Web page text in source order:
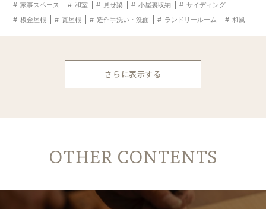
家事スペース
和室 見せ梁 小屋裏収納
サイディング
板金屋根
瓦屋根 造作手洗い・洗面 ランドリールーム 和風
さらに表示する
OTHER CONTENTS